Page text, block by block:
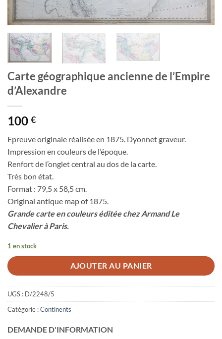
Carte géographique ancienne de l’Empire
d’Alexandre
100 €
Epreuve originale réalisée en 1875. Dyonnet graveur.
Impression en couleurs de l’époque.
Renfort de l’onglet central au dos de la carte.
Très bon état.
Format : 79,5 x 58,5 cm.
Original antique map of 1875.
Grande carte en couleurs éditée chez Armand Le
Chevalier à Paris.
1 en stock
AJOUTER AU PANIER
UGS : D/2248/5
Catégorie :Continents
DEMANDE D'INFORMATION